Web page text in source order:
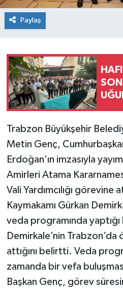
Paylaş
Trabzon Büyükşehir
Metin Genç,
Erdoğan’ın imzasıyla
Amirleri Atama
Vali Yardımcılığı görevine
Kaymakamı Gürkan
veda programında
Demirkale’nin
attığını belirtti. Veda
zamanda bir vefa
Başkan Genç, görev